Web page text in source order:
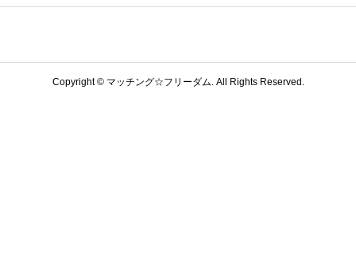
Copyright ©マッチング☆フリーダム. All Rights Reserved.